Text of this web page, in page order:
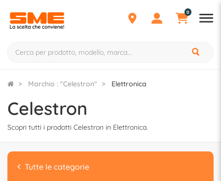
0
Marchio : "Celestron" Elettronica
Celestron
Scopri tutti i prodotti Celestron in Elettronica.
Tutte le categorie